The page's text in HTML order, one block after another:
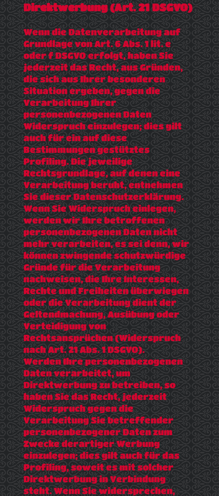
Direktwerbung (Art. 21 DSGVO)
Wenn die Datenverarbeitung auf
Grundlage von Art. 6 Abs. 1 lit. e
oder f DSGVO erfolgt, haben Sie
jederzeit das Recht, aus Gründen,
die sich aus Ihrer besonderen
Situation ergeben, gegen die
Verarbeitung Ihrer
personenbezogenen Daten
Widerspruch einzulegen; dies gilt
auch für ein auf diese
Bestimmungen gestütztes
Profiling. Die jeweilige
Rechtsgrundlage, auf denen eine
Verarbeitung beruht, entnehmen
Sie dieser Datenschutzerklärung.
Wenn Sie Widerspruch einlegen,
werden wir Ihre betroffenen
personenbezogenen Daten nicht
mehr verarbeiten, es sei denn, wir
können zwingende schutzwürdige
Gründe für die Verarbeitung
nachweisen, die Ihre Interessen,
Rechte und Freiheiten überwiegen
oder die Verarbeitung dient der
Geltendmachung, Ausübung oder
Verteidigung von
Rechtsansprüchen (Widerspruch
nach Art. 21 Abs. 1 DSGVO).
Werden Ihre personenbezogenen
Daten verarbeitet, um
Direktwerbung zu betreiben, so
haben Sie das Recht, jederzeit
Widerspruch gegen die
Verarbeitung Sie betreffender
personenbezogener Daten zum
Zwecke derartiger Werbung
einzulegen; dies gilt auch für das
Profiling, soweit es mit solcher
Direktwerbung in Verbindung
steht. Wenn Sie widersprechen,